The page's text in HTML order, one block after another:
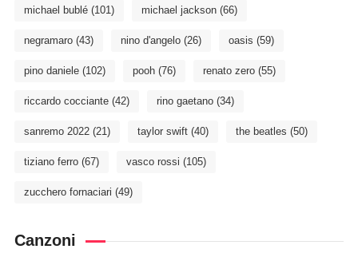
michael bublé(101) michael jackson(66)
negramaro(43) nino d'angelo(26) oasis (59)
pino daniele(102) pooh(76) renato zero(55)
riccardo cocciante(42) rino gaetano(34)
sanremo 2022(21) taylor swift(40) the beatles (50)
tiziano ferro(67) vasco rossi (105)
zucchero fornaciari (49)
Canzoni